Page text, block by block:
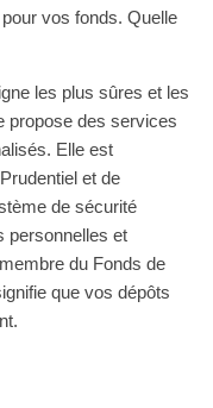
vos fonds. Quelle
les plus sûres et les
propose des services
Elle est
et de
de sécurité
personnelles et
du Fonds de
que vos dépôts